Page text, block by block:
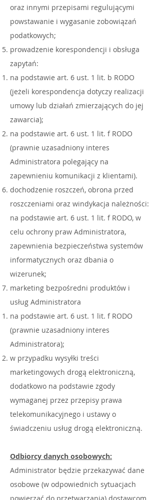
oraz innymi przepisami regulującymi
powstawanie i wygasanie zobowiązań
podatkowych;
prowadzenie korespondencji i obsługa
zapytań:
na podstawie art. 6 ust. 1 lit. b RODO
(jeżeli korespondencja dotyczy realizacji
umowy lub działań zmierzających do jej
zawarcia);
na podstawie art. 6 ust. 1 lit. f RODO
(prawnie uzasadniony interes
Administratora polegający na
zapewnieniu komunikacji z klientami).
dochodzenie roszczeń, obrona przed
roszczeniami oraz windykacja należności:
na podstawie art. 6 ust. 1 lit. f RODO, w
celu ochrony praw Administratora,
zapewnienia bezpieczeństwa systemów
informatycznych oraz dbania o
wizerunek;
marketing bezpośredni produktów i
usług Administratora
na podstawie art. 6 ust. 1 lit. f RODO
(prawnie uzasadniony interes
Administratora);
w przypadku wysyłki treści
marketingowych drogą elektroniczną,
dodatkowo na podstawie zgody
wymaganej przez przepisy prawa
telekomunikacyjnego i ustawy o
świadczeniu usług drogą elektroniczną.
Odbiorcy danych osobowych:
Administrator będzie przekazywać dane
osobowe (w odpowiednich sytuacjach